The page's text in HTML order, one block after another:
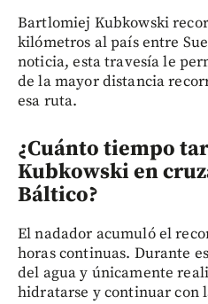
Bartlomiej Kubkowski
kilómetros al país entre
noticia, esta travesía le
de la mayor distancia
esa ruta.
¿Cuánto tiempo
Kubkowski en
Báltico?
El nadador acumuló el
horas continuas. Durante
del agua y únicamente
hidratarse y continuar con